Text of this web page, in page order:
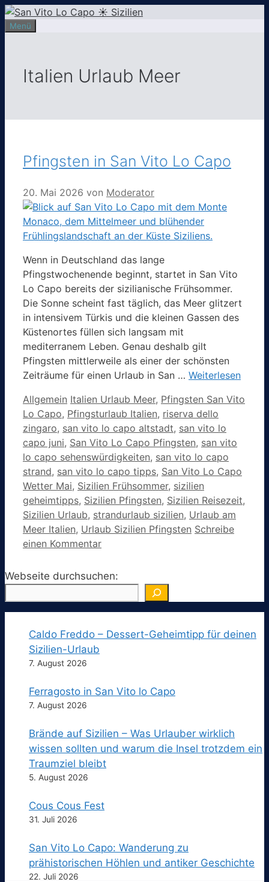
Zum
Inhalt
Menü
Italien Urlaub Meer
Pfingsten in San Vito Lo Capo
20. Mai 2026 von Moderator
Wenn in Deutschland das lange
Pfingstwochenende beginnt, startet in San Vito
Lo Capo bereits der sizilianische Frühsommer.
Die Sonne scheint fast täglich, das Meer glitzert
in intensivem Türkis und die kleinen Gassen des
Küstenortes füllen sich langsam mit
mediterranem Leben. Genau deshalb gilt
Pfingsten mittlerweile als einer der schönsten
Zeiträume für einen Urlaub in San … Weiterlesen
Kategorien
Allgemein Schlagwörter
Italien Urlaub Meer, Pfingsten San Vito
Lo Capo, Pfingsturlaub Italien, riserva dello
zingaro, san vito lo capo altstadt, san vito lo
capo juni, San Vito Lo Capo Pfingsten, san vito
lo capo sehenswürdigkeiten, san vito lo capo
strand, san vito lo capo tipps, San Vito Lo Capo
Wetter Mai, Sizilien Frühsommer, sizilien
geheimtipps, Sizilien Pfingsten, Sizilien Reisezeit,
Sizilien Urlaub, strandurlaub sizilien, Urlaub am
Meer Italien, Urlaub Sizilien Pfingsten Schreibe
einen Kommentar
Webseite durchsuchen:
Caldo Freddo – Dessert-Geheimtipp für deinen
Sizilien-Urlaub
7. August 2026
Ferragosto in San Vito lo Capo
7. August 2026
Brände auf Sizilien – Was Urlauber wirklich
wissen sollten und warum die Insel trotzdem ein
Traumziel bleibt
5. August 2026
Cous Cous Fest
31. Juli 2026
San Vito Lo Capo: Wanderung zu
prähistorischen Höhlen und antiker Geschichte
22. Juli 2026